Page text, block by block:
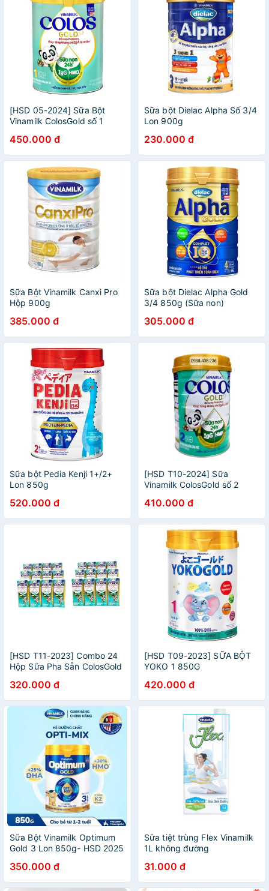
[HSD 05-2024] Sữa Bột
Vinamilk ColosGold số 1
450.000 đ
Sữa bột Dielac Alpha Số 3/4
Lon 900g
230.000 đ
Sữa Bột Vinamilk Canxi Pro
Hộp 900g
385.000 đ
Sữa bột Dielac Alpha Gold
3/4 850g (Sữa non)
305.000 đ
Sữa bột Pedia Kenji 1+/2+
Lon 850g
520.000 đ
[HSD T10-2024] Sữa
Vinamilk ColosGold số 2
410.000 đ
[HSD T11-2023] Combo 24
Hộp Sữa Pha Sẵn ColosGold
320.000 đ
[HSD T09-2023] SỮA BỘT
YOKO 1 850G
420.000 đ
Sữa Bột Vinamilk Optimum
Gold 3 Lon 850g- HSD 2025
350.000 đ
Sữa tiệt trùng Flex Vinamilk
1L không đường
31.000 đ